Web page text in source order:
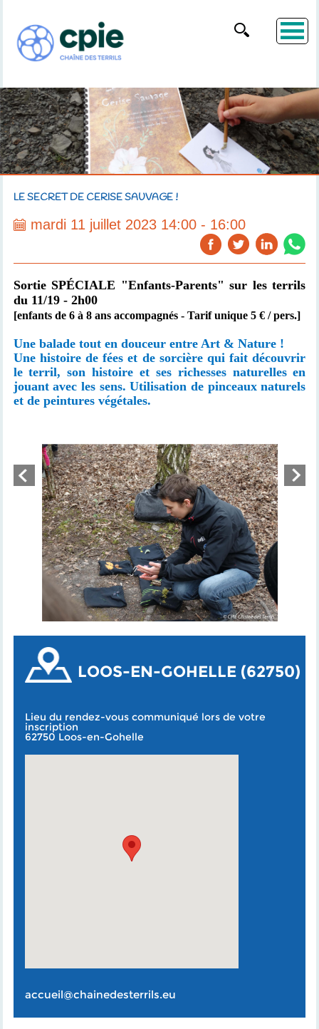
LE SECRET DE CERISE SAUVAGE !
mardi 11 juillet 2023 14:00 - 16:00
Sortie SPÉCIALE "Enfants-Parents" sur les terrils
du 11/19 - 2h00
[enfants de 6 à 8 ans accompagnés - Tarif unique 5 € / pers.]
Une balade tout en douceur entre Art & Nature !
Une histoire de fées et de sorcière qui fait découvrir
le terril, son histoire et ses richesses naturelles en
jouant avec les sens. Utilisation de pinceaux naturels
et de peintures végétales.
LOOS-EN-GOHELLE (62750)
Lieu du rendez-vous communiqué lors de votre
inscription
62750 Loos-en-Gohelle
accueil@chainedesterrils.eu